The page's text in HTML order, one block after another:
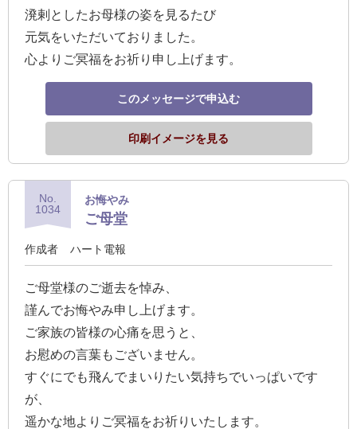
溌剌としたお母様の姿を見るたび
元気をいただいておりました。
心よりご冥福をお祈り申し上げます。
このメッセージで申込む
印刷イメージを見る
No.
1034
お悔やみ
ご母堂
作成者 ハート電報
ご母堂様のご逝去を悼み、
謹んでお悔やみ申し上げます。
ご家族の皆様の心痛を思うと、
お慰めの言葉もございません。
すぐにでも飛んでまいりたい気持ちでいっぱいです
が、
遥かな地よりご冥福をお祈りいたします。